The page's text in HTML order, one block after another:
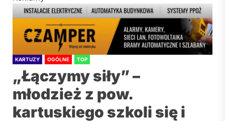
KARTUZY OGÓLNE TOP
„Łączymy siły” –
młodzież z pow.
kartuskiego szkoli się i